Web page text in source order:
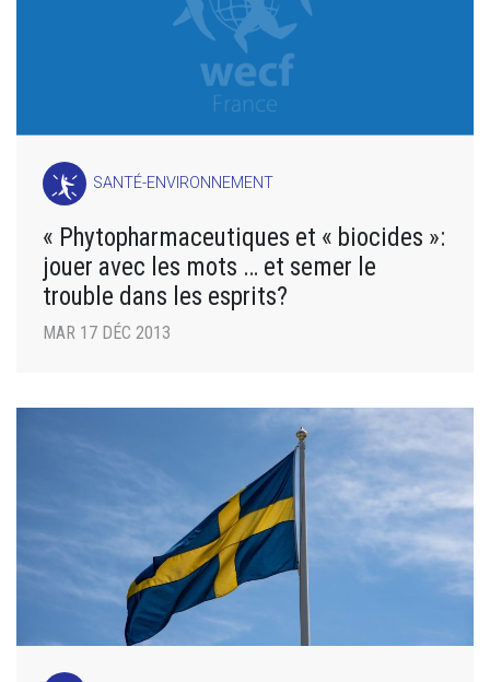
SANTÉ-ENVIRONNEMENT
« Phytopharmaceutiques et « biocides »:
jouer avec les mots … et semer le
trouble dans les esprits?
MAR 17 DÉC 2013